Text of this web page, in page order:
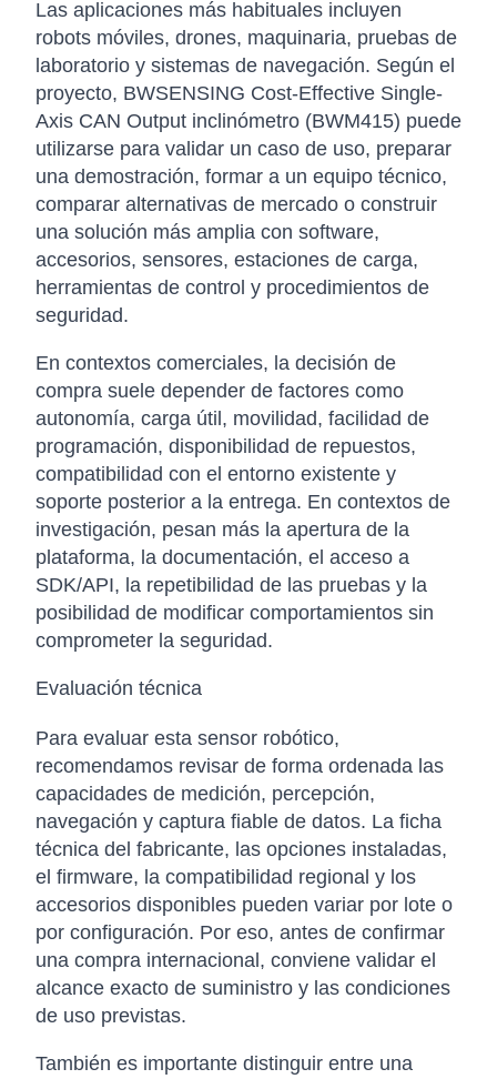
Las aplicaciones más habituales incluyen
robots móviles, drones, maquinaria, pruebas de
laboratorio y sistemas de navegación. Según el
proyecto, BWSENSING Cost-Effective Single-
Axis CAN Output inclinómetro (BWM415) puede
utilizarse para validar un caso de uso, preparar
una demostración, formar a un equipo técnico,
comparar alternativas de mercado o construir
una solución más amplia con software,
accesorios, sensores, estaciones de carga,
herramientas de control y procedimientos de
seguridad.
En contextos comerciales, la decisión de
compra suele depender de factores como
autonomía, carga útil, movilidad, facilidad de
programación, disponibilidad de repuestos,
compatibilidad con el entorno existente y
soporte posterior a la entrega. En contextos de
investigación, pesan más la apertura de la
plataforma, la documentación, el acceso a
SDK/API, la repetibilidad de las pruebas y la
posibilidad de modificar comportamientos sin
comprometer la seguridad.
Evaluación técnica
Para evaluar esta sensor robótico,
recomendamos revisar de forma ordenada las
capacidades de medición, percepción,
navegación y captura fiable de datos. La ficha
técnica del fabricante, las opciones instaladas,
el firmware, la compatibilidad regional y los
accesorios disponibles pueden variar por lote o
por configuración. Por eso, antes de confirmar
una compra internacional, conviene validar el
alcance exacto de suministro y las condiciones
de uso previstas.
También es importante distinguir entre una